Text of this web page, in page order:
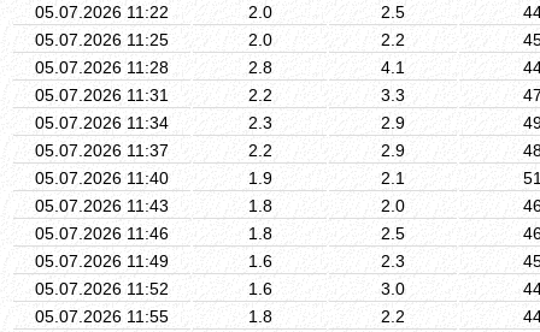
05.07.2026 11:22
2.0 2.5
05.07.2026 11:25
2.0 2.2
05.07.2026 11:28
2.8 4.1
05.07.2026 11:31
2.2 3.3
05.07.2026 11:34
2.3 2.9
05.07.2026 11:37
2.2 2.9
05.07.2026 11:40
1.9 2.1
05.07.2026 11:43
1.8 2.0
05.07.2026 11:46
1.8 2.5
05.07.2026 11:49
1.6 2.3
05.07.2026 11:52
1.6 3.0
05.07.2026 11:55
1.8 2.2